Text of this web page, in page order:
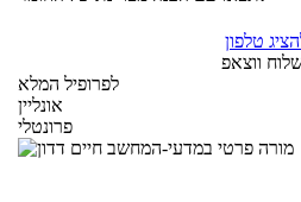
טלפון
ווצאפ
לפרופיל המלא
אונליין
פרונטלי